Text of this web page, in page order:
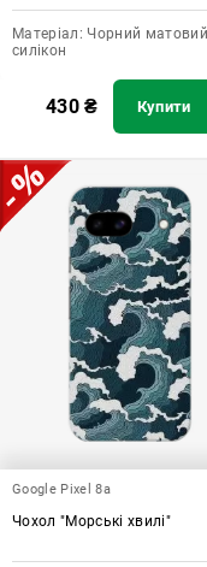
Матеріал: Чорний матовий
силікон
430₴ Купити
Google Pixel 8a
Чохол "Морські хвилі"